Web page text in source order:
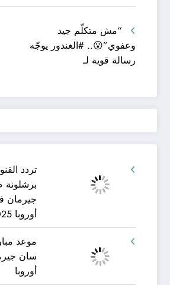
“مش متكلّم جيد
وعفوي”😮.. #الغندور يوجّه
رسالة قوية لـ
تردد
جيرمان
أوروبا 2025
موعد
سان
أوروبا